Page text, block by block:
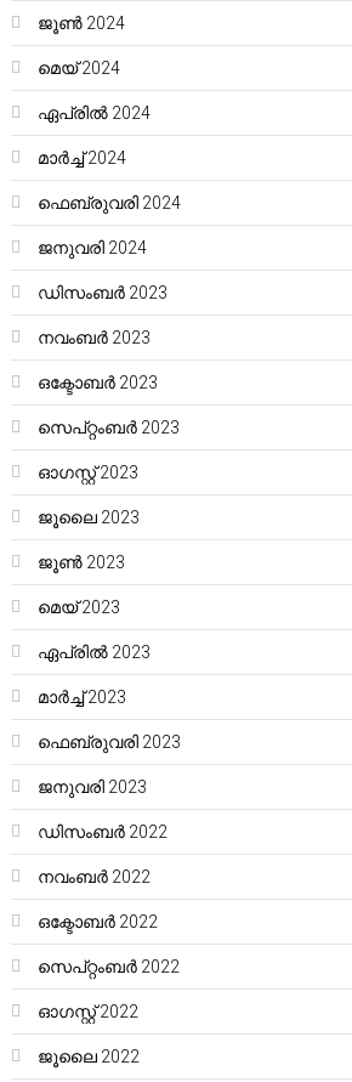
ജൂൺ 2024
മെയ്‌ 2024
ഏപ്രിൽ 2024
മാർച്ച്‌ 2024
ഫെബ്രുവരി 2024
ജനുവരി 2024
ഡിസംബർ 2023
നവംബർ 2023
ഒക്ടോബർ 2023
സെപ്റ്റംബർ 2023
ഓഗസ്റ്റ്‌ 2023
ജൂലൈ 2023
ജൂൺ 2023
മെയ്‌ 2023
ഏപ്രിൽ 2023
മാർച്ച്‌ 2023
ഫെബ്രുവരി 2023
ജനുവരി 2023
ഡിസംബർ 2022
നവംബർ 2022
ഒക്ടോബർ 2022
സെപ്റ്റംബർ 2022
ഓഗസ്റ്റ്‌ 2022
ജൂലൈ 2022